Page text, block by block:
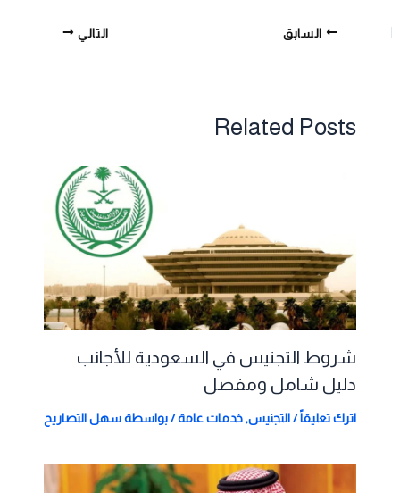
السابق التالي
Related Posts
شروط التجنيس في السعودية للأجانب
دليل شامل ومفصل
اترك تعليقاً /التجنيس,خدمات عامة/ بواسطة سهل التصاريح